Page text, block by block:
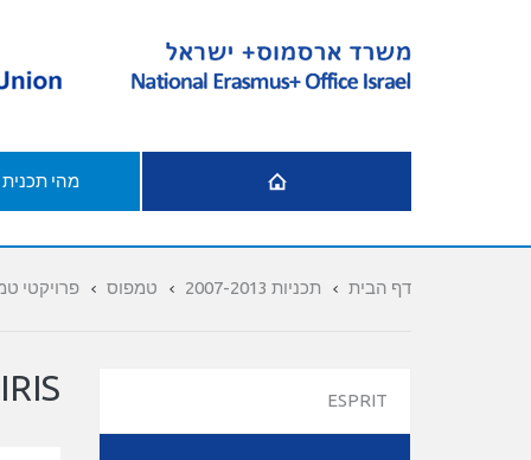
דף הבית מהי
דף הבית תכניות 2007-2013 טמפוס פרויקטי
IRIS ESPRIT